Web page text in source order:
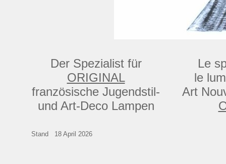
Der Spezialist für
ORIGINAL
französische Jugendstil-
und Art-Deco Lampen
Le
le
Art
Stand 18 April 2026